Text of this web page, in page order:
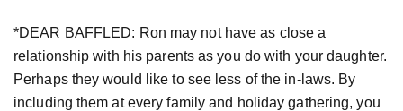
*DEAR BAFFLED: Ron may not have as close a
relationship with his parents as you do with your daughter.
Perhaps they would like to see less of the in-laws. By
including them at every family and holiday gathering, you